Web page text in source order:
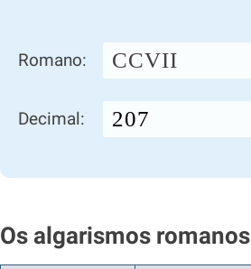
Romano: CCVII
Decimal:
Os algarismos romanos